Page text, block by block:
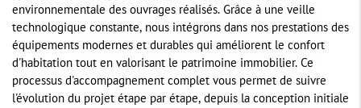
environnementale des ouvrages réalisés. Grâce à une veille
technologique constante, nous intégrons dans nos prestations des
équipements modernes et durables qui améliorent le confort
d'habitation tout en valorisant le patrimoine immobilier. Ce
processus d'accompagnement complet vous permet de suivre
l'évolution du projet étape par étape, depuis la conception initiale